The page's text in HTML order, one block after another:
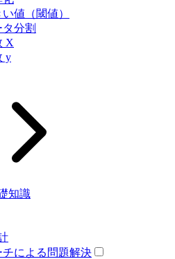
い値（閾値）
タ分割
X
y
知識
による問題解決